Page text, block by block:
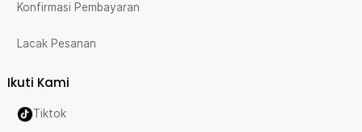
Konfirmasi Pembayaran
Lacak Pesanan
Ikuti Kami
Tiktok